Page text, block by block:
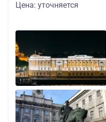
Цена: уточняется